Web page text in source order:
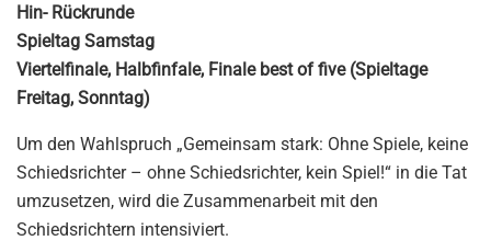
Hin- Rückrunde
Spieltag Samstag
Viertelfinale, Halbfinfale, Finale best of five (Spieltage
Freitag, Sonntag)
Um den Wahlspruch „Gemeinsam stark: Ohne Spiele, keine
Schiedsrichter – ohne Schiedsrichter, kein Spiel!“ in die Tat
umzusetzen, wird die Zusammenarbeit mit den
Schiedsrichtern intensiviert.